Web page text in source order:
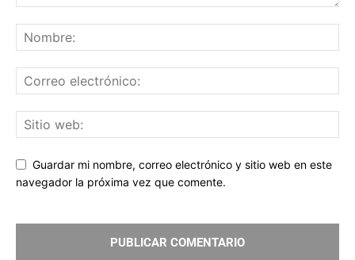
Guardar mi nombre, correo electrónico y sitio web en este
navegador la próxima vez que comente.